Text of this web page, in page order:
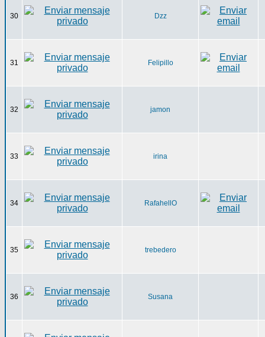
30 Dzz
31 Felipillo
32 jamon
33 irina
34 RafahellO
35 trebedero
36 Susana